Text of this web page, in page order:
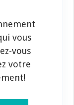
vous
vous
votre